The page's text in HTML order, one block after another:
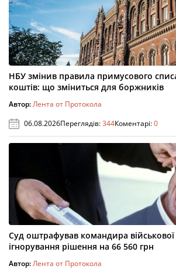
НБУ змінив правила примусового
коштів: що зміниться для боржників
Автор:Лента от Протокола
06.08.2026Переглядів:344Коментарі:0
Суд оштрафував командира військової
ігнорування рішення на 66 560 грн
Автор:Лента от Протокола